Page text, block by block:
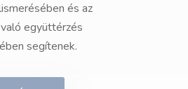
és az
együttérzés
segítenek.